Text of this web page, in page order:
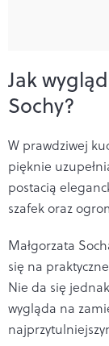
Jak
Sochy?
W prawdziwej
pięknie
postacią
szafek oraz
Małgorzata
się na
Nie da się
wygląda na